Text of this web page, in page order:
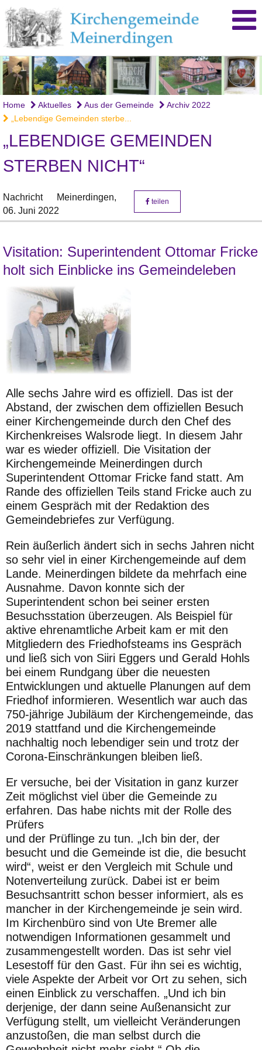
Home Aktuelles Aus der Gemeinde
Archiv 2022
„Lebendige Gemeinden sterbe...
„LEBENDIGE GEMEINDEN
STERBEN NICHT“
Nachricht
Meinerdingen,
06. Juni 2022
teilen
Visitation: Superintendent Ottomar Fricke
holt sich Einblicke ins Gemeindeleben
Alle sechs Jahre wird es offiziell. Das ist der
Abstand, der zwischen dem offiziellen Besuch
einer Kirchengemeinde durch den Chef des
Kirchenkreises Walsrode liegt. In diesem Jahr
war es wieder offiziell. Die Visitation der
Kirchengemeinde Meinerdingen durch
Superintendent Ottomar Fricke fand statt. Am
Rande des offiziellen Teils stand Fricke auch zu
einem Gespräch mit der Redaktion des
Gemeindebriefes zur Verfügung.
Rein äußerlich ändert sich in sechs Jahren nicht
so sehr viel in einer Kirchengemeinde auf dem
Lande. Meinerdingen bildete da mehrfach eine
Ausnahme. Davon konnte sich der
Superintendent schon bei seiner ersten
Besuchsstation überzeugen. Als Beispiel für
aktive ehrenamtliche Arbeit kam er mit den
Mitgliedern des Friedhofsteams ins Gespräch
und ließ sich von Siiri Eggers und Gerald Hohls
bei einem Rundgang über die neuesten
Entwicklungen und aktuelle Planungen auf dem
Friedhof informieren. Wesentlich war auch das
750-jährige Jubiläum der Kirchengemeinde, das
2019 stattfand und die Kirchengemeinde
nachhaltig noch lebendiger sein und trotz der
Corona-Einschränkungen bleiben ließ.
Er versuche, bei der Visitation in ganz kurzer
Zeit möglichst viel über die Gemeinde zu
erfahren. Das habe nichts mit der Rolle des
Prüfers
und der Prüflinge zu tun. „Ich bin der, der
besucht und die Gemeinde ist die, die besucht
wird“, weist er den Vergleich mit Schule und
Notenverteilung zurück. Dabei ist er beim
Besuchsantritt schon besser informiert, als es
mancher in der Kirchengemeinde je sein wird.
Im Kirchenbüro sind von Ute Bremer alle
notwendigen Informationen gesammelt und
zusammengestellt worden. Das ist sehr viel
Lesestoff für den Gast. Für ihn sei es wichtig,
viele Aspekte der Arbeit vor Ort zu sehen, sich
einen Einblick zu verschaffen. „Und ich bin
derjenige, der dann seine Außenansicht zur
Verfügung stellt, um vielleicht Veränderungen
anzustoßen, die man selbst durch die